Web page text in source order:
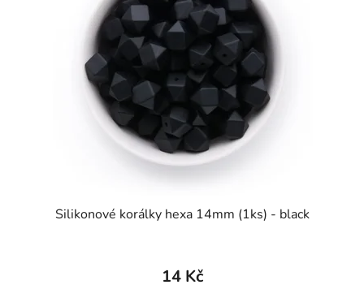
Silikonové korálky hexa 14mm (1ks) - black
14 Kč